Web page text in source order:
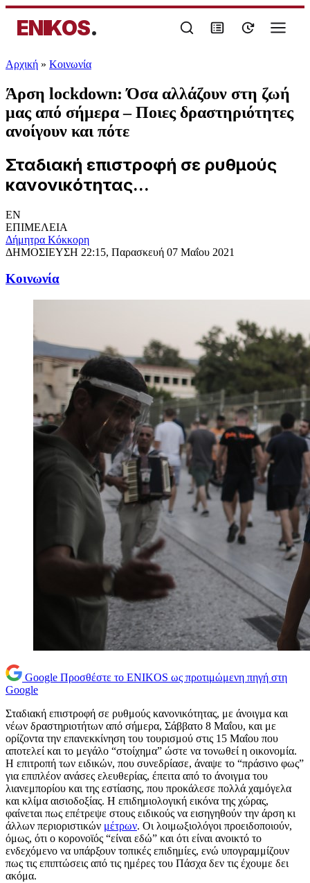
ENIKOS.
Αρχική » Κοινωνία
Άρση lockdown: Όσα αλλάζουν στη ζωή
μας από σήμερα – Ποιες δραστηριότητες
ανοίγουν και πότε
Σταδιακή επιστροφή σε ρυθμούς
κανονικότητας...
EN
ΕΠΙΜΕΛΕΙΑ
Δήμητρα Κόκκορη
ΔΗΜΟΣΙΕΥΣΗ 22:15, Παρασκευή 07 Μαΐου 2021
Κοινωνία
Google Προσθέστε το ENIKOS ως προτιμώμενη πηγή στη
Google
Σταδιακή επιστροφή σε ρυθμούς κανονικότητας, με άνοιγμα και
νέων δραστηριοτήτων από σήμερα, Σάββατο 8 Μαΐου, και με
ορίζοντα την επανεκκίνηση του τουρισμού στις 15 Μαΐου που
αποτελεί και το μεγάλο “στοίχημα” ώστε να τονωθεί η οικονομία.
Η επιτροπή των ειδικών, που συνεδρίασε, άναψε το “πράσινο φως”
για επιπλέον ανάσες ελευθερίας, έπειτα από το άνοιγμα του
λιανεμπορίου και της εστίασης, που προκάλεσε πολλά χαμόγελα
και κλίμα αισιοδοξίας. Η επιδημιολογική εικόνα της χώρας,
φαίνεται πως επέτρεψε στους ειδικούς να εισηγηθούν την άρση κι
άλλων περιοριστικών μέτρων. Οι λοιμωξιολόγοι προειδοποιούν,
όμως, ότι ο κορονοϊός “είναι εδώ” και ότι είναι ανοικτό το
ενδεχόμενο να υπάρξουν τοπικές επιδημίες, ενώ υπογραμμίζουν
πως τις επιπτώσεις από τις ημέρες του Πάσχα δεν τις έχουμε δει
ακόμα.